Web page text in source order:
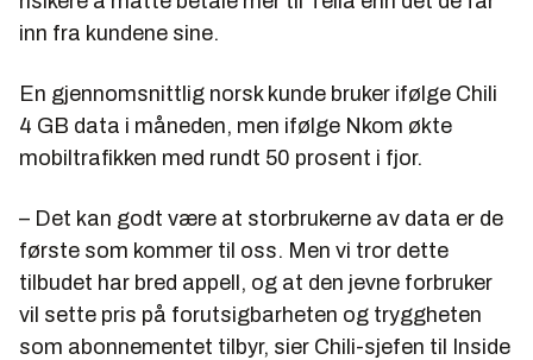
inn fra kundene sine.
En gjennomsnittlig norsk kunde bruker ifølge Chili
4 GB data i måneden, men ifølge Nkom økte
mobiltrafikken med rundt 50 prosent i fjor.
– Det kan godt være at storbrukerne av data er de
første som kommer til oss. Men vi tror dette
tilbudet har bred appell, og at den jevne forbruker
vil sette pris på forutsigbarheten og tryggheten
som abonnementet tilbyr, sier Chili-sjefen til Inside